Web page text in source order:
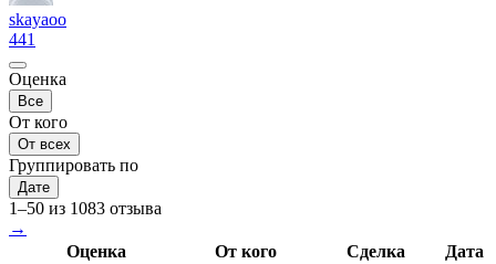
skayaoo
441
Оценка
Все
От кого
От всех
Группировать по
Дате
1–50 из 1083 отзыва
→
Оценка
От кого Сделка Дата